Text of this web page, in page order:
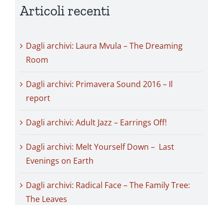
Articoli recenti
Dagli archivi: Laura Mvula – The Dreaming
Room
Dagli archivi: Primavera Sound 2016 – Il
report
Dagli archivi: Adult Jazz – Earrings Off!
Dagli archivi: Melt Yourself Down – Last
Evenings on Earth
Dagli archivi: Radical Face – The Family Tree:
The Leaves